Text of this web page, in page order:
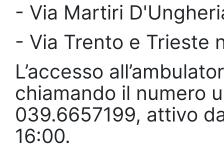
- Via Martiri
- Via Trento e Trieste
L’accesso
chiamando il numero
039.6657199, attivo
16:00.